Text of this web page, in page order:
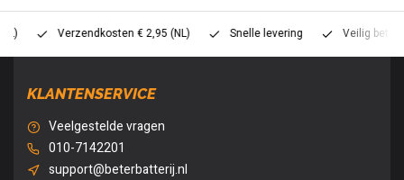
Verzendkosten € 2,95 (NL) Snelle levering Veilig betalen
KLANTENSERVICE
Veelgestelde vragen
010-7142201
support@beterbatterij.nl